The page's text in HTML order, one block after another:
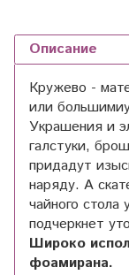
Описание
Кружево -
или
Украшения и
галстуки,
придадут
наряду. А
чайного
подчеркнет
Широко
фоамирана.